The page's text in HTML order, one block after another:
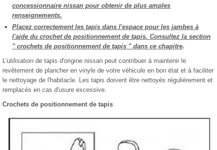
concessionnaire nissan pour obtenir de plus amples
renseignements.
Placez correctement les tapis dans l'espace pour les jambes à
l'aide du crochet de positionnement de tapis. Consultez la section
" crochets de positionnement de tapis " dans ce chapitre.
L'utilisation de tapis d'origine nissan peut contribuer à maintenir le
revêtement de plancher en vinyle de votre véhicule en bon état et à faciliter
le nettoyage de l'habitacle. Les tapis doivent être nettoyés régulièrement et
remplacés en cas d'usure excessive.
Crochets de positionnement de tapis